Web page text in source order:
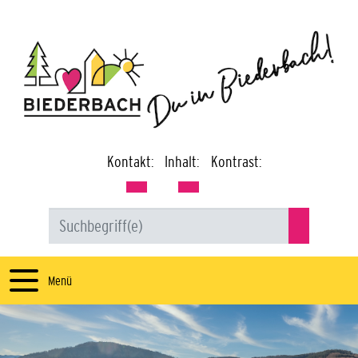
Kontakt: Inhalt: Kontrast:
Menü